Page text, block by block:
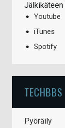
Youtube
iTunes
Spotify
Pyöräily